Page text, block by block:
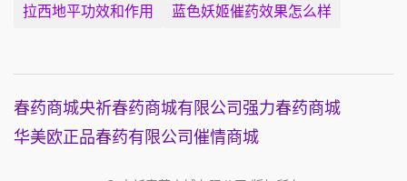
拉西地平功效和作用
蓝色妖姬催药效果怎么样
春药商城央祈春药商城有限公司强力春药商城
华美欧正品春药有限公司催情商城